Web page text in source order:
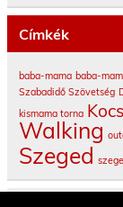
Címkék
baba-mama baba-
Szabadidő Szövetség
kismama torna
Walking
Szeged